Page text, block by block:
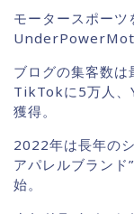
モータースポーツ
ブログの集客数は
TikTokに5万人、
獲得。
2022年は長年の
アパレルブラン
始。